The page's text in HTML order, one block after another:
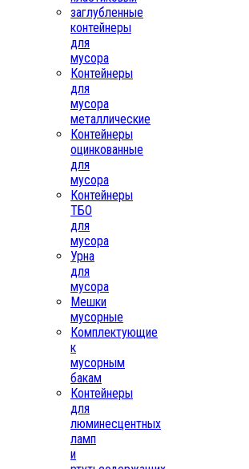
заглубленные
контейнеры
для
мусора
Контейнеры
для
мусора
металлические
Контейнеры
оцинкованные
для
мусора
Контейнеры
ТБО
для
мусора
Урна
для
мусора
Мешки
мусорные
Комплектующие
к
мусорным
бакам
Контейнеры
для
люминесцентных
ламп
и